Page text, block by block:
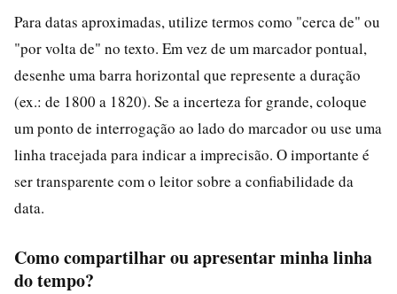
Para datas aproximadas, utilize termos como "cerca de" ou
"por volta de" no texto. Em vez de um marcador pontual,
desenhe uma barra horizontal que represente a duração
(ex.: de 1800 a 1820). Se a incerteza for grande, coloque
um ponto de interrogação ao lado do marcador ou use uma
linha tracejada para indicar a imprecisão. O importante é
ser transparente com o leitor sobre a confiabilidade da
data.
Como compartilhar ou apresentar minha linha
do tempo?